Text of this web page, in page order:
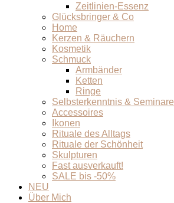
Zeitlinien-Essenz
Glücksbringer & Co
Home
Kerzen & Räuchern
Kosmetik
Schmuck
Armbänder
Ketten
Ringe
Selbsterkenntnis & Seminare
Accessoires
Ikonen
Rituale des Alltags
Rituale der Schönheit
Skulpturen
Fast ausverkauft!
SALE bis -50%
NEU
Über Mich